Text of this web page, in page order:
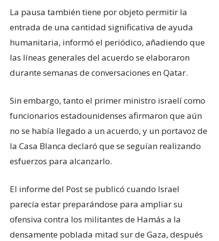
La pausa también tiene por objeto permitir la
entrada de una cantidad significativa de ayuda
humanitaria, informó el periódico, añadiendo que
las líneas generales del acuerdo se elaboraron
durante semanas de conversaciones en Qatar.
Sin embargo, tanto el primer ministro israelí como
funcionarios estadounidenses afirmaron que aún
no se había llegado a un acuerdo, y un portavoz de
la Casa Blanca declaró que se seguían realizando
esfuerzos para alcanzarlo.
El informe del Post se publicó cuando Israel
parecía estar preparándose para ampliar su
ofensiva contra los militantes de Hamás a la
densamente poblada mitad sur de Gaza, después